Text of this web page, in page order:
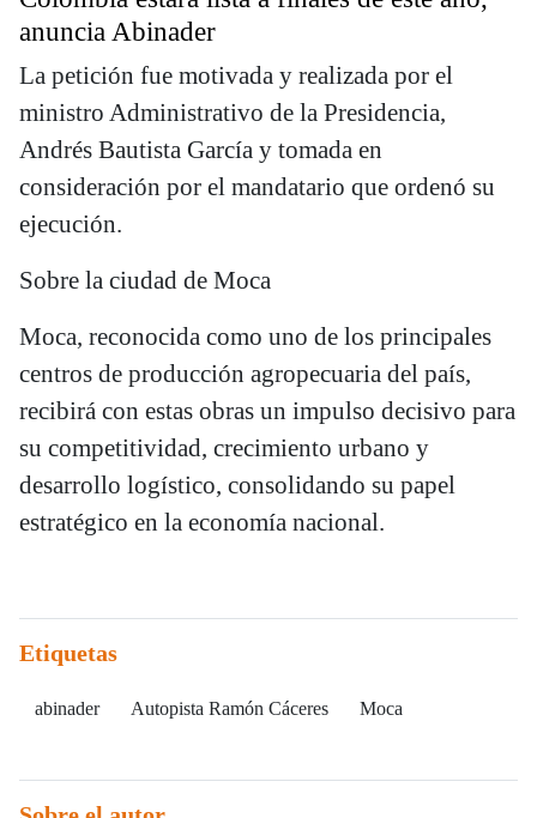
anuncia Abinader
La petición fue motivada y realizada por el
ministro Administrativo de la Presidencia,
Andrés Bautista García y tomada en
consideración por el mandatario que ordenó su
ejecución.
Sobre la ciudad de Moca
Moca, reconocida como uno de los principales
centros de producción agropecuaria del país,
recibirá con estas obras un impulso decisivo para
su competitividad, crecimiento urbano y
desarrollo logístico, consolidando su papel
estratégico en la economía nacional.
Etiquetas
abinader Autopista Ramón Cáceres Moca